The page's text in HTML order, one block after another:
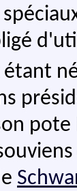
étant
pote